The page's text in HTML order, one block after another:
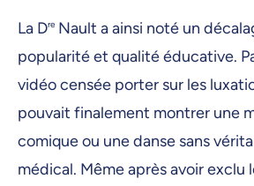
La Dre Nault a ainsi noté un
popularité et qualité éducative.
vidéo censée porter sur les
pouvait finalement montrer une
comique ou une danse sans
médical. Même après avoir exclu